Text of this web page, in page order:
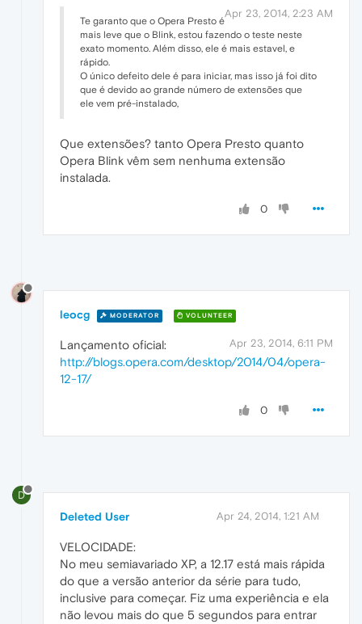
Apr 23, 2014, 2:23 AM
Te garanto que o Opera Presto é
mais leve que o Blink, estou fazendo o teste neste
exato momento. Além disso, ele é mais estavel, e
rápido.
O único defeito dele é para iniciar, mas isso já foi dito
que é devido ao grande número de extensões que
ele vem pré-instalado,
Que extensões? tanto Opera Presto quanto
Opera Blink vêm sem nenhuma extensão
instalada.
0
leocg MODERATOR VOLUNTEER
Apr 23, 2014, 6:11 PM
Lançamento oficial:
http://blogs.opera.com/desktop/2014/04/opera-
12-17/
0
D
Deleted User Apr 24, 2014, 1:21 AM
VELOCIDADE:
No meu semiavariado XP, a 12.17 está mais rápida
do que a versão anterior da série para tudo,
inclusive para começar. Fiz uma experiência e ela
não levou mais do que 5 segundos para entrar